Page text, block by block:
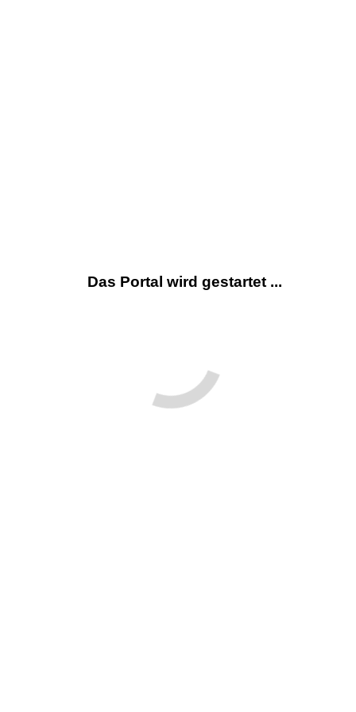
Das Portal wird gestartet ...